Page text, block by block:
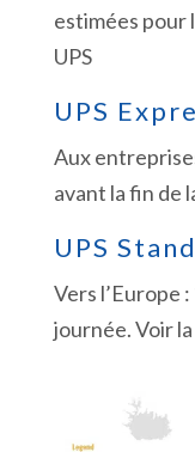
estimées pour
UPS
UPS
Aux
avant la fin de
UPS
Vers l’Europe :
journée. Voir